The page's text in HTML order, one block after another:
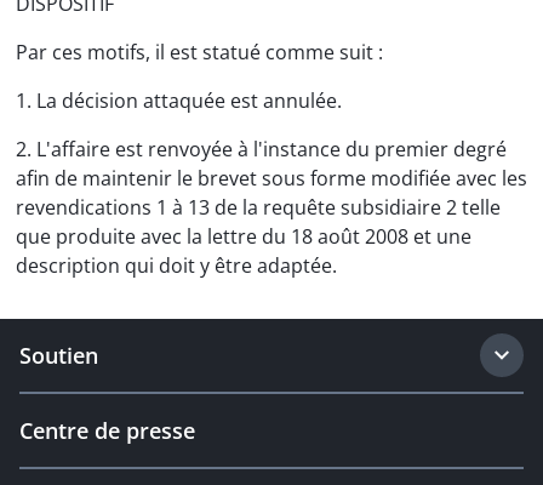
Par ces motifs, il est statué comme suit :
1. La décision attaquée est annulée.
2. L'affaire est renvoyée à l'instance du premier degré
afin de maintenir le brevet sous forme modifiée avec les
revendications 1 à 13 de la requête subsidiaire 2 telle
que produite avec la lettre du 18 août 2008 et une
description qui doit y être adaptée.
Soutien
Centre de presse